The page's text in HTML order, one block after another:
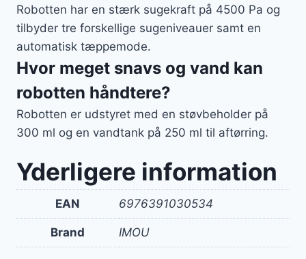
Robotten har en stærk sugekraft på 4500 Pa og
tilbyder tre forskellige sugeniveauer samt en
automatisk tæppemode.
Hvor meget snavs og vand kan
robotten håndtere?
Robotten er udstyret med en støvbeholder på
300 ml og en vandtank på 250 ml til aftørring.
Yderligere information
EAN 6976391030534
Brand IMOU